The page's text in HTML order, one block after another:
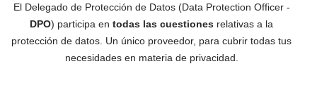
El Delegado de Protección de Datos (Data Protection Officer -
DPO) participa en todas las cuestiones relativas a la
protección de datos. Un único proveedor, para cubrir todas tus
necesidades en materia de privacidad.